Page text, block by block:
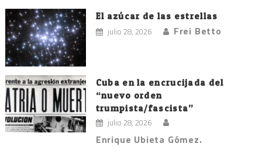
El azúcar de las estrellas
julio 28, 2026 Frei Betto
Cuba en la encrucijada del
“nuevo orden
trumpista/fascista”
julio 28, 2026
Enrique Ubieta Gómez.